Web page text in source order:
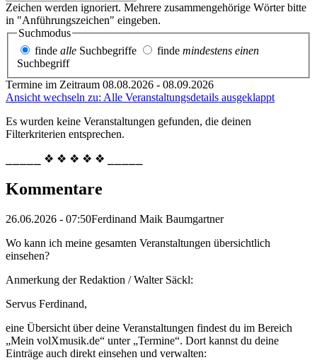
Zeichen werden ignoriert. Mehrere zusammengehörige Wörter bitte
in "Anführungszeichen" eingeben.
Suchmodus
finde alle Suchbegriffe finde mindestens einen
Suchbegriff
Termine im Zeitraum 08.08.2026 - 08.09.2026
Ansicht wechseln zu: Alle Veranstaltungsdetails ausgeklappt
Es wurden keine Veranstaltungen gefunden, die deinen
Filterkriterien entsprechen.
⎯⎯⎯⎯⎯ ❖ ❖ ❖ ❖ ❖ ⎯⎯⎯⎯⎯
Kommentare
26.06.2026 - 07:50Ferdinand Maik Baumgartner
Wo kann ich meine gesamten Veranstaltungen übersichtlich
einsehen?
Anmerkung der Redaktion /Walter Säckl:
Servus Ferdinand,
eine Übersicht über deine Veranstaltungen findest du im Bereich
„Mein volXmusik.de“ unter „Termine“. Dort kannst du deine
Einträge auch direkt einsehen und verwalten: